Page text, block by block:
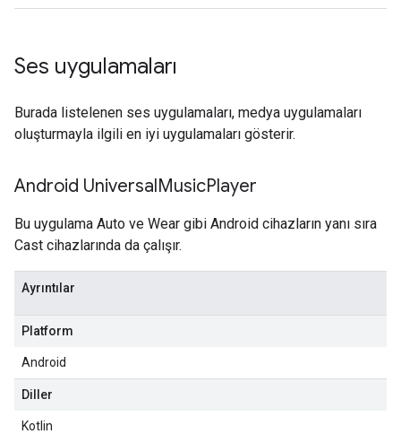
Ses uygulamaları
Burada listelenen ses uygulamaları, medya uygulamaları
oluşturmayla ilgili en iyi uygulamaları gösterir.
Android UniversalMusicPlayer
Bu uygulama Auto ve Wear gibi Android cihazların yanı sıra
Cast cihazlarında da çalışır.
Ayrıntılar
Platform
Android
Diller
Kotlin